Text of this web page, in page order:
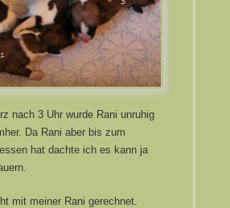
nach 3 Uhr wurde Rani unruhig
Da Rani aber bis zum
hat dachte ich es kann ja
mit meiner Rani gerechnet.